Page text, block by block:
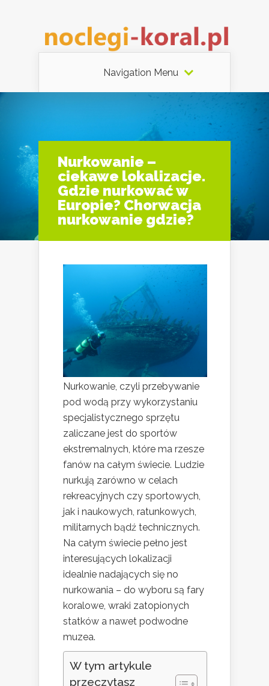
Navigation Menu
Nurkowanie –
ciekawe lokalizacje.
Gdzie nurkować w
Europie? Chorwacja
nurkowanie gdzie?
Nurkowanie, czyli przebywanie
pod wodą przy wykorzystaniu
specjalistycznego sprzętu
zaliczane jest do sportów
ekstremalnych, które ma rzesze
fanów na całym świecie. Ludzie
nurkują zarówno w celach
rekreacyjnych czy sportowych,
jak i naukowych, ratunkowych,
militarnych bądź technicznych.
Na całym świecie pełno jest
interesujących lokalizacji
idealnie nadających się no
nurkowania – do wyboru są fary
koralowe, wraki zatopionych
statków a nawet podwodne
muzea.
W tym artykule
przeczytasz